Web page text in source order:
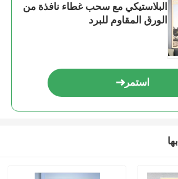
البلاستيكي مع سحب غطاء نافذة من
الورق المقاوم للبرد
استمر